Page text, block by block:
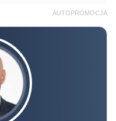
AUTOPROMOCJA